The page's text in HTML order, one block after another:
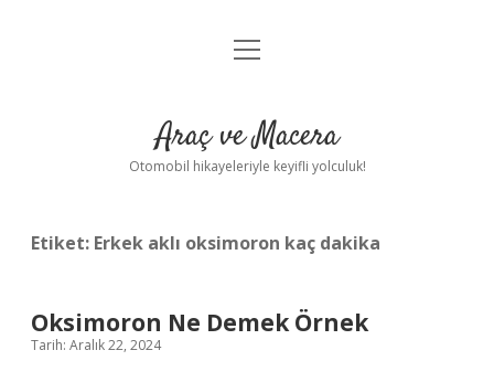
Anasayfa
Yasal Uyarı
menüyü
Araç ve Macera
Otomobil hikayeleriyle keyifli yolculuk!
Etiket: Erkek aklı oksimoron kaç dakika
Oksimoron Ne Demek Örnek
Tarih: Aralık 22, 2024